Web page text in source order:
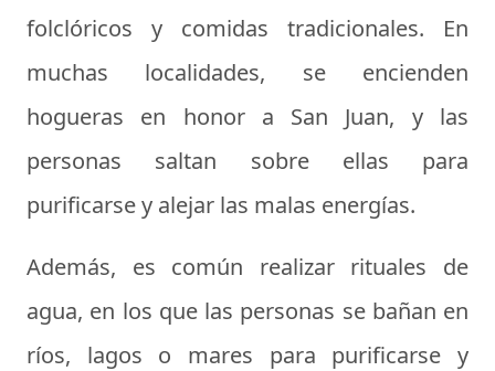
folclóricos y comidas tradicionales. En
muchas localidades, se encienden
hogueras en honor a San Juan, y las
personas saltan sobre ellas para
purificarse y alejar las malas energías.
Además, es común realizar rituales de
agua, en los que las personas se bañan en
ríos, lagos o mares para purificarse y